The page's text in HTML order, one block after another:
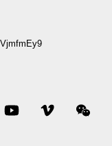
YouTube Vimeo